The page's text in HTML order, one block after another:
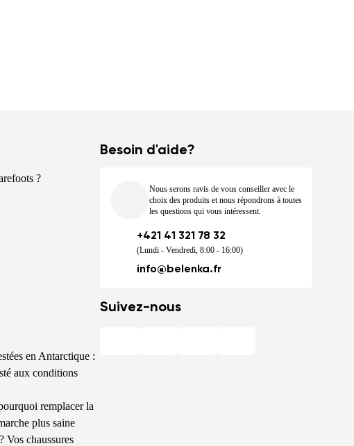
?
en Antarctique :
aux conditions
remplacer la
plus saine
Vos chaussures
Besoin d'aide?
Nous serons ravis de vous conseiller avec le
choix des produits et nous répondrons à toutes
les questions qui vous intéressent.
+421 41 321 78 32
(Lundi - Vendredi, 8:00 - 16:00)
info@belenka.fr
Suivez-nous